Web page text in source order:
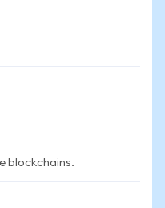
blockchains.